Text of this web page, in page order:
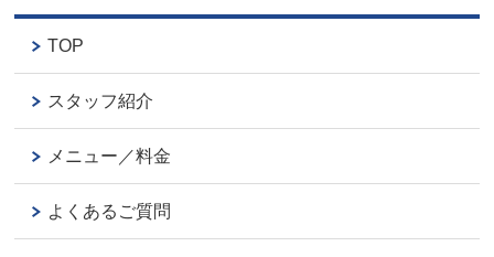
TOP
スタッフ紹介
メニュー／料金
よくあるご質問